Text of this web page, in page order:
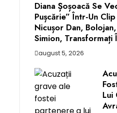
Diana Șoșoacă Se
Pușcărie” Într-Un
Nicușor Dan,
Simion, Transformați
august 5, 2026
Lui